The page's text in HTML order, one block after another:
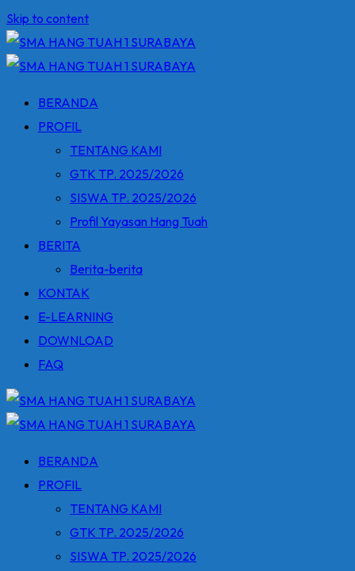
Skip to content
BERANDA
PROFIL
TENTANG KAMI
GTK TP. 2025/2026
SISWA TP. 2025/2026
Profil Yayasan Hang Tuah
BERITA
Berita-berita
KONTAK
E-LEARNING
DOWNLOAD
FAQ
BERANDA
PROFIL
TENTANG KAMI
GTK TP. 2025/2026
SISWA TP. 2025/2026